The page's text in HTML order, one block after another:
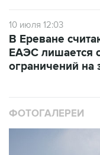
10 июля 12:03
В Ереване
ЕАЭС лишается
ограничений на
ФОТОГАЛЕРЕИ